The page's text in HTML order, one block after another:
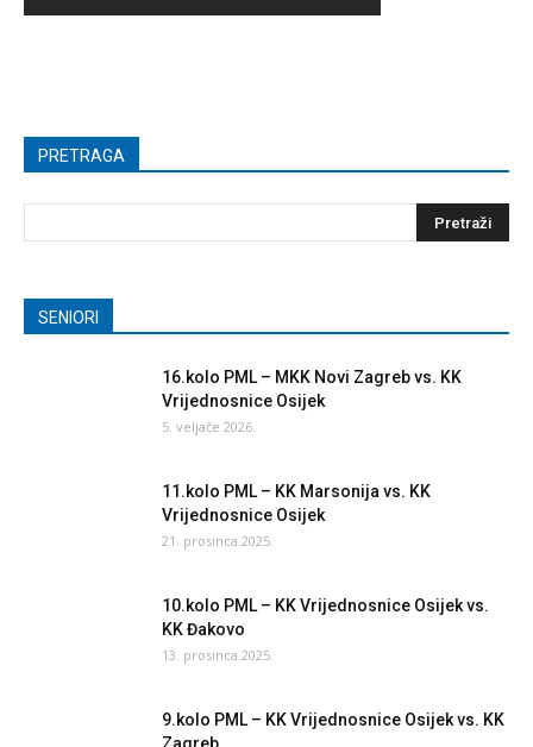
PRETRAGA
SENIORI
16.kolo PML – MKK Novi Zagreb vs. KK
Vrijednosnice Osijek
5. veljače 2026.
11.kolo PML – KK Marsonija vs. KK
Vrijednosnice Osijek
21. prosinca 2025.
10.kolo PML – KK Vrijednosnice Osijek vs.
KK Đakovo
13. prosinca 2025.
9.kolo PML – KK Vrijednosnice Osijek vs. KK
Zagreb